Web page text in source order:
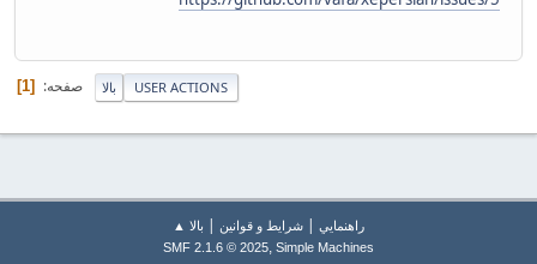
بالا صفحه 1 USER ACTIONS
راهنمايي | شرایط و قوانین | بالا ▲
SMF 2.1.6 © 2025, Simple Machines